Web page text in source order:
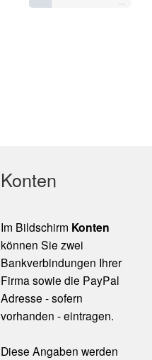
Konten
Im Bildschirm Konten
können Sie zwei
Bankverbindungen Ihrer
Firma sowie die PayPal
Adresse - sofern
vorhanden - eintragen.
Diese Angaben werden